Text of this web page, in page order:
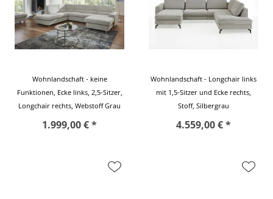
Wohnlandschaft - keine
Funktionen, Ecke links, 2,5-Sitzer,
Longchair rechts, Webstoff Grau
1.999,00 € *
Wohnlandschaft - Longchair links
mit 1,5-Sitzer und Ecke rechts,
Stoff, Silbergrau
4.559,00 € *